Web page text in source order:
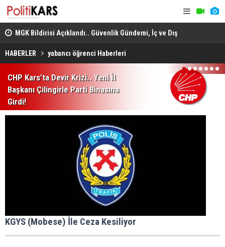
MGK Bildirisi Açıklandı.. Güvenlik Gündemi, İç ve Dış
Politika Başlıkları Değerlendirildi!
HABERLER yabancı öğrenci Haberleri
CHP Kars’ta Devir Krizi.. Yeni İl
Başkanı Çilingirle Parti Binasına
Girdi!
1 2 3 4 5 6 7
KGYS (Mobese) İle Ceza Kesiliyor